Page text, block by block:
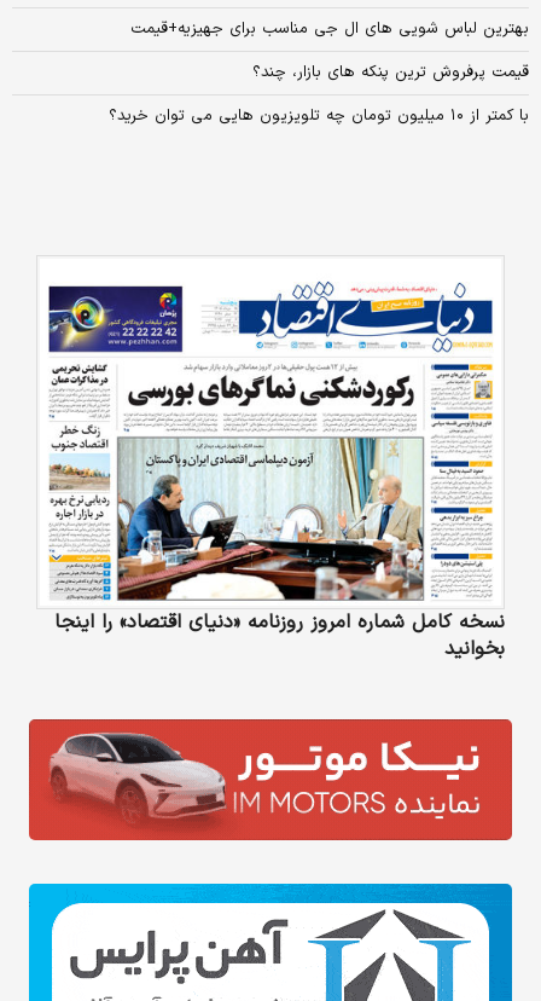
بهترین لباس شویی های ال جی مناسب برای جهیزیه+قیمت
قیمت پرفروش ترین پنکه های بازار، چند؟
با کمتر از ۱۰ میلیون تومان چه تلویزیون هایی می توان خرید؟
نسخه کامل شماره امروز روزنامه «دنیای‌ اقتصاد» را اینجا
بخوانید